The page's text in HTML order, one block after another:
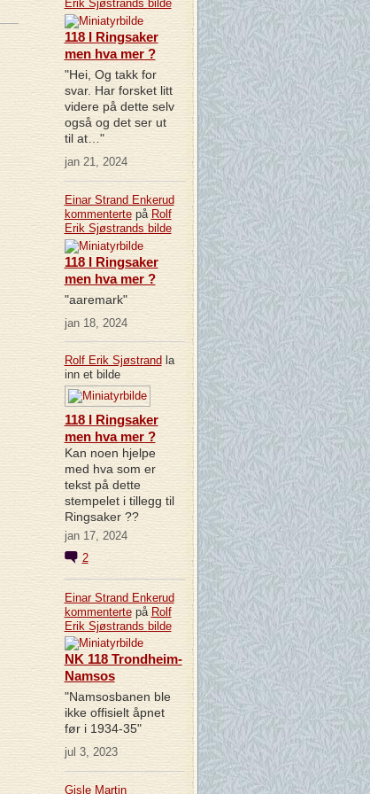
Erik Sjøstrands bilde
118 I Ringsaker
men hva mer ?
"Hei, Og takk for
svar. Har forsket litt
videre på dette selv
også og det ser ut
til at…"
jan 21, 2024
Einar Strand Enkerud
kommentertepå Rolf
Erik Sjøstrandsbilde
118 I Ringsaker
men hva mer ?
"aaremark"
jan 18, 2024
Rolf Erik Sjøstrand la
inn et bilde
118 I Ringsaker
men hva mer ?
Kan noen hjelpe
med hva som er
tekst på dette
stempelet i tillegg til
Ringsaker ??
jan 17, 2024
2
Einar Strand Enkerud
kommentertepå Rolf
Erik Sjøstrandsbilde
NK 118 Trondheim-
Namsos
"Namsosbanen ble
ikke offisielt åpnet
før i 1934-35"
jul 3, 2023
Gisle Martin